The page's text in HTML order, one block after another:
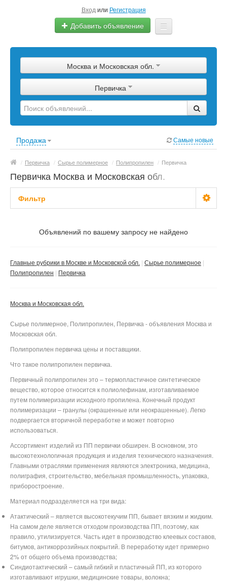
Вход или Регистрация
Добавить объявление
Сырье
Изделия
Оборудование
Москва и Московская обл.
Первичка
Продажа Самые новые
/ Первичка / Сырье полимерное / Полипропилен / Первичка
Первичка Москва и Московская обл.
Фильтр
Не важно
Не важно
Частные
Объявлений по вашему запросу не найдено
Главные рубрики в Москве и Московской обл. Сырье полимерное
Полипропилен
Первичка
Москва и Московская обл.
Сырье полимерное, Полипропилен, Первичка - объявления Москва и
Московская обл.
Полипропилен первичка цены и поставщики.
Что такое полипропилен первичка.
Первичный полипропилен это – термопластичное синтетическое
вещество, которое относится к полиолефинам, изготавливаемое
путем полимеризации исходного пропилена. Конечный продукт
полимеризации – гранулы (окрашенные или неокрашенные). Легко
подвергается вторичной переработке и может повторно
использоваться.
Ассортимент изделий из ПП первички обширен. В основном, это
высокотехнологичная продукция и изделия технического назначения.
Главными отраслями применения являются электроника, медицина,
полиграфия, строительство, мебельная промышленность, упаковка,
приборостроение.
Материал подразделяется на три вида:
Атактический – является высокотекучим ПП, бывает вязким и жидким.
На самом деле является отходом производства ПП, поэтому, как
правило, утилизируется. Часть идет в производство клеевых составов,
битумов, антикоррозийных покрытий. В переработку идет примерно
2% от общего объема производства;
Синдиотактический – самый гибкий и пластичный ПП, из которого
изготавливают игрушки, медицинские товары, волокна;